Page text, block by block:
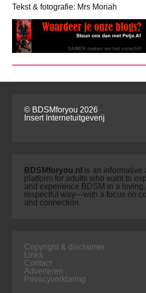
Tekst & fotografie: Mrs Moriah
© BDSMforyou 2026
Insert Internetuitgeverij
BDSMforyou.nl is an informative
platform for adults who want to
and experience BDSM in a
respectful way—with a focus on
and connection.
Copyright & disclaimer
Links
Contact
Adverteren
Privacyverklaring